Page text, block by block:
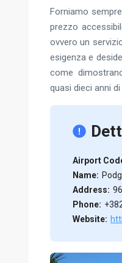
Forniamo
prezzo
ovvero un
esigenza e
come
quasi dieci anni
Airport
Name:
Address:
Phone:
Website: